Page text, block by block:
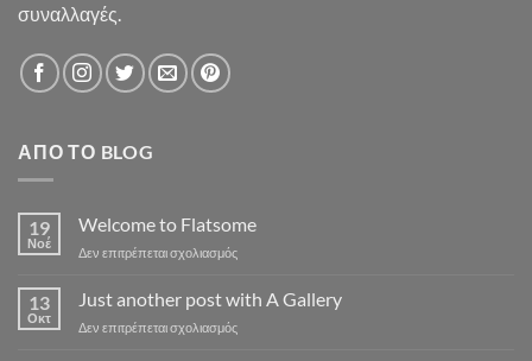
συναλλαγές.
ΑΠΌ ΤΟ BLOG
19
Νοέ
Welcome to Flatsome
Δεν επιτρέπεται σχολιασμόςστο
to
13
Οκτ
Just another post with A Gallery
Δεν επιτρέπεται σχολιασμόςστο